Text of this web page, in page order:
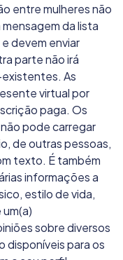
entre mulheres não
da lista
devem enviar
parte não irá
As
virtual por
paga. Os
pode carregar
de outras pessoas,
texto. É também
informações a
estilo de vida,
sobre diversos
disponíveis para os